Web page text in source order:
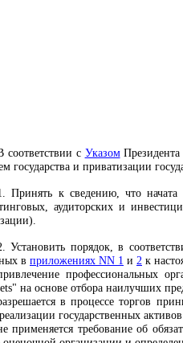
соответствии с УказомПрезидента
государства и приватизации
Принять к сведению, что начата
аудиторских и
Установить порядок, в
в приложениях NN 1 и 2 к
профессиональных
на основе отбора наилучших
в процессе торгов
государственных
применяется требование об